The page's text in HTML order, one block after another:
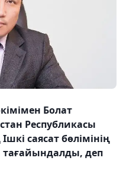
Болат
Республикасы
саясат бөлімінің
тағайындалды, деп